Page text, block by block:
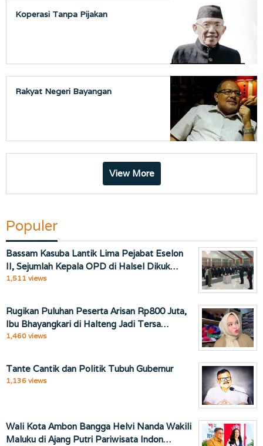
Koperasi Tanpa Pijakan
Rakyat Negeri Bayangan
View More
Populer
Bassam Kasuba Lantik Lima Pejabat Eselon
II, Sejumlah Kepala OPD di Halsel Dikuk…
1,511 views
Rugikan Puluhan Peserta Arisan Rp800 Juta,
Ibu Bhayangkari di Halteng Jadi Tersa…
1,460 views
Tante Cantik dan Politik Tubuh Gubernur
1,136 views
Wali Kota Ambon Bangga Helvi Nanda Wakili
Maluku di Ajang Putri Pariwisata Indon…